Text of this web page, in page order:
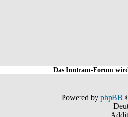
Das Inntram-Forum
Powered by phpBB